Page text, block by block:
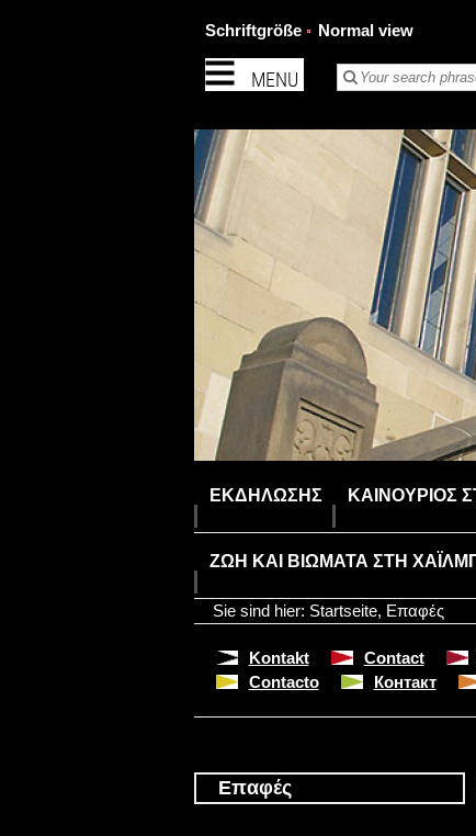
MENU
Schriftgröße Normal view
ΕΚΔΉΛΩΣΗΣ ΚΑΙΝΟΎΡΙΟΣ
ΖΩΉ ΚΑΙ ΒΙΏΜΑΤΑ ΣΤΗ
Sie sind hier: Startseite, Επαφές
Kontakt Contact
Contacto
Контакт
Επαφές